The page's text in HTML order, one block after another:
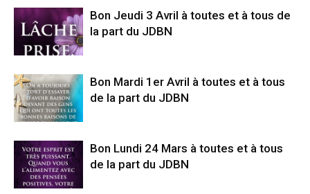
Bon Jeudi 3 Avril à toutes et à tous de
la part du JDBN
Bon Mardi 1er Avril à toutes et à tous
de la part du JDBN
Bon Lundi 24 Mars à toutes et à tous
de la part du JDBN